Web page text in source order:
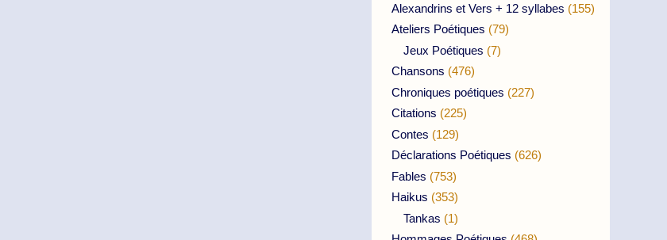
Alexandrins et Vers + 12 syllabes (155)
Ateliers Poétiques (79)
Jeux Poétiques (7)
Chansons (476)
Chroniques poétiques (227)
Citations (225)
Contes (129)
Déclarations Poétiques (626)
Fables (753)
Haikus (353)
Tankas (1)